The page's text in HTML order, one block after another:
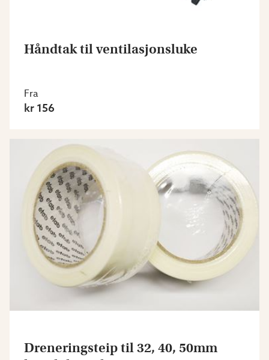
Håndtak til ventilasjonsluke
Fra
kr 156
Dreneringsteip til 32, 40, 50mm